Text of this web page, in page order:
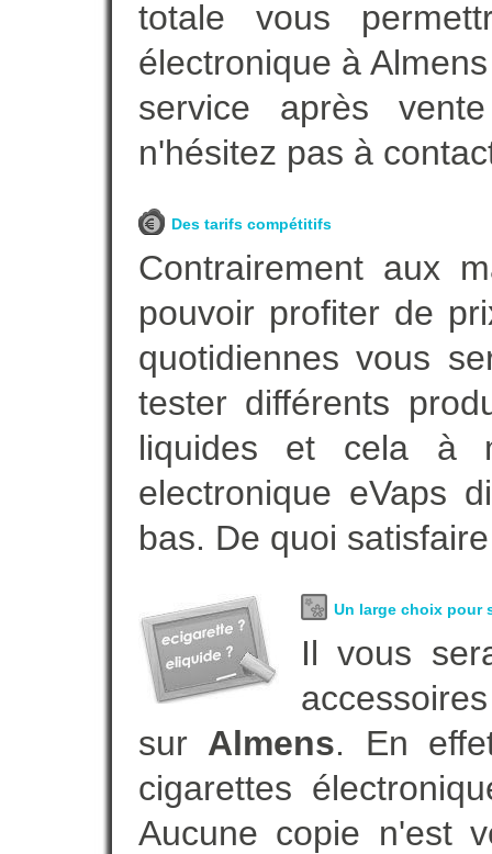
totale vous
électronique à
service après
n'hésitez pas à
Des tarifs compétitifs
Contrairement aux
pouvoir profiter de
quotidiennes vous
tester différents
liquides et cela à
electronique eVaps
bas. De quoi
Un large choix pour
Il vous
sur Almens. En
cigarettes
Aucune copie n'est